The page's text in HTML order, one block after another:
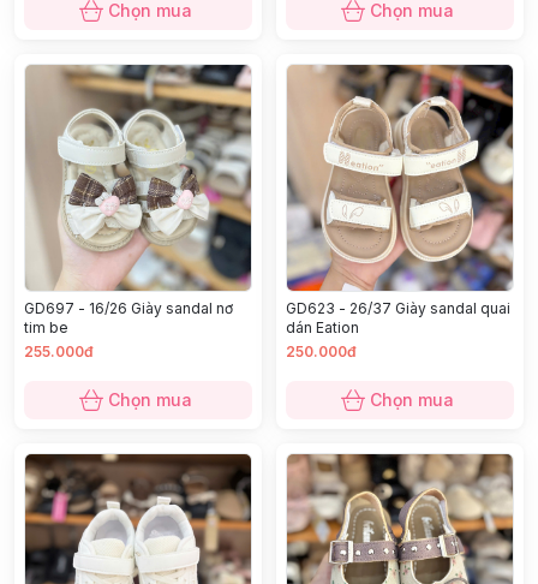
Chọn mua Chọn mua
GD697 - 16/26 Giày sandal nơ
tim be
255.000đ
Chọn mua
GD623 - 26/37 Giày sandal quai
dán Eation
250.000đ
Chọn mua